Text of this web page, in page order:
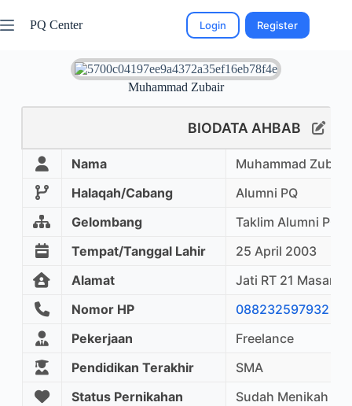
PQ Center Login Register
Muhammad Zubair
BIODATA AHBAB
Nama
Muhammad Zubair
Halaqah/Cabang
Alumni PQ
Gelombang
Taklim Alumni PQ
Tempat/Tanggal Lahir
25 April 2003
Alamat
Jati RT 21
Nomor HP
088232597932
Pekerjaan
Freelance
Pendidikan Terakhir
SMA
Status Pernikahan
Sudah Menikah